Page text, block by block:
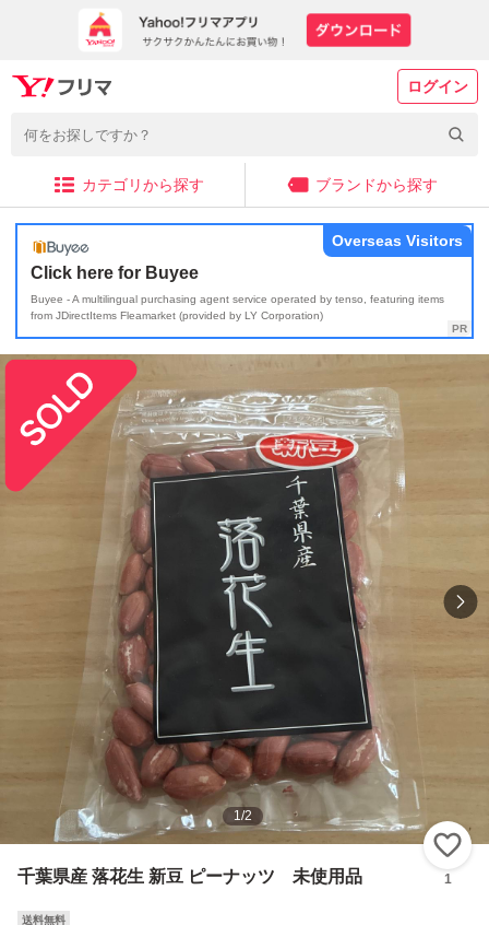
ログイン
カテゴリから探す ブランドから探す
Click here for Buyee
Buyee - A multilingual purchasing agent service operated by tenso, featuring items
from JDirectItems Fleamarket (provided by LY Corporation)
Overseas Visitors
1/2
千葉県産 落花生 新豆 ピーナッツ 未使用品 1
送料無料